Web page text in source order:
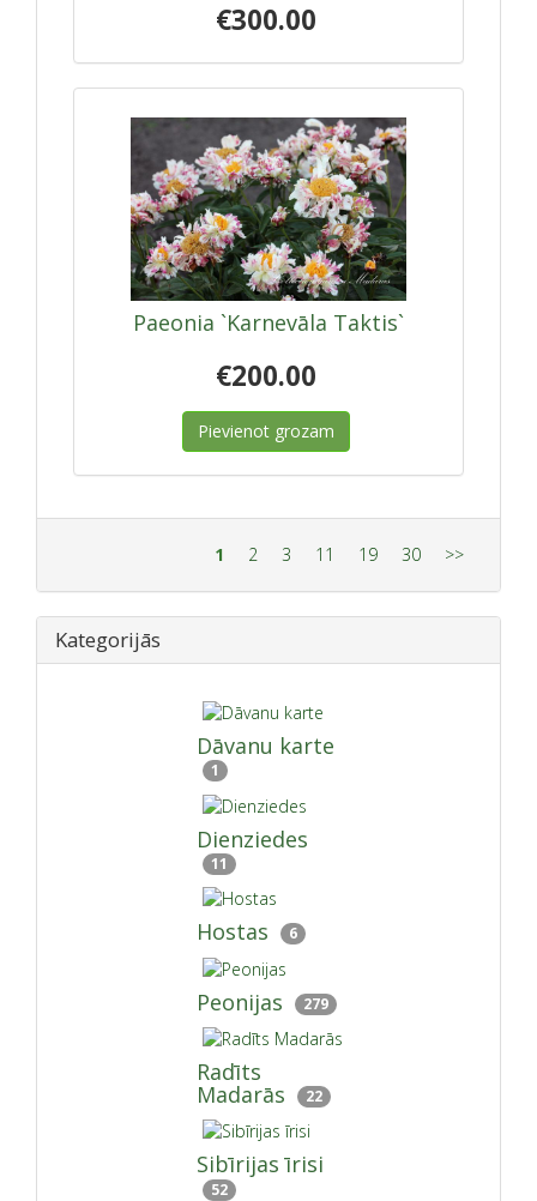
€300.00
Paeonia `Karnevāla Taktis`
€200.00
Pievienot grozam
1 2 3 11 19 30 >>
Kategorijās
Dāvanu karte
1
Dienziedes
11
Hostas 6
Peonijas 279
Radīts
Madarās 22
Sibīrijas īrisi
52